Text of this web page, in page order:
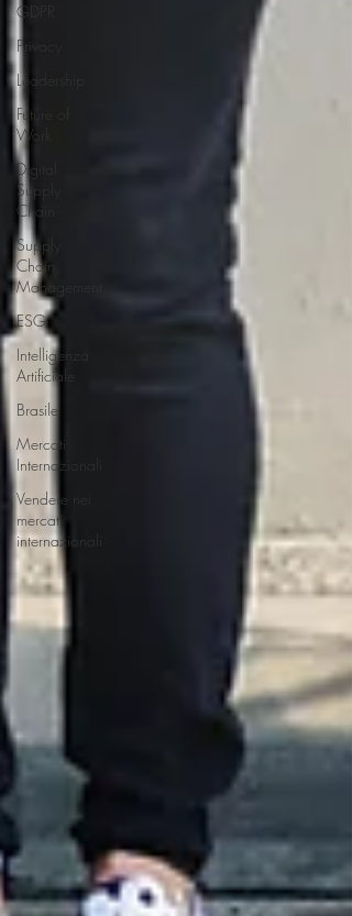
GDPR
Privacy
Leadership
Future of
Work
Digital
Supply
Chain
Supply
Chain
Management
ESG
Intelligenza
Artificiale
Brasile
Mercati
Internazionali
Vendere nei
mercati
internazionali